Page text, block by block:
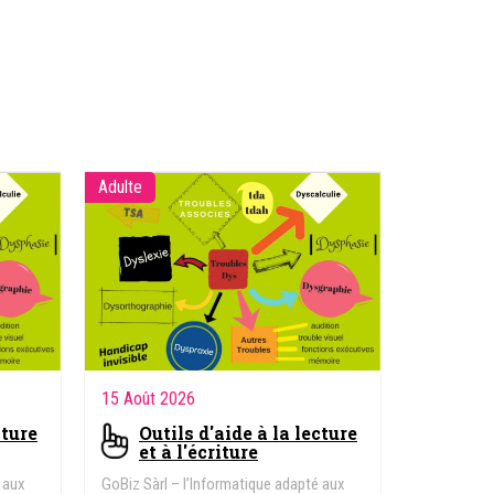
Adulte
15 Août 2026
Outils d'aide à la lecture
et à l'écriture
GoBiz Sàrl – l’Informatique adapté aux